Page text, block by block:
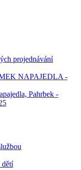
projednávání
NAPAJEDLA -
Pahrbek -
dětí